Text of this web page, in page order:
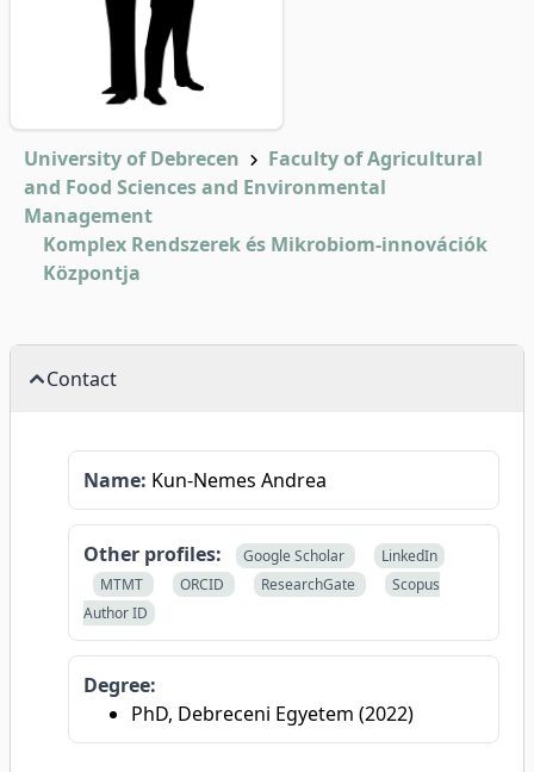
University of Debrecen
Faculty of Agricultural
and Food Sciences and Environmental
Management
Komplex Rendszerek és Mikrobiom-innovációk
Központja
Contact
Name: Kun-Nemes Andrea
Other profiles: Google Scholar
LinkedIn
MTMT
ORCID ResearchGate
Scopus
Author ID
Degree:
PhD, Debreceni Egyetem (2022)